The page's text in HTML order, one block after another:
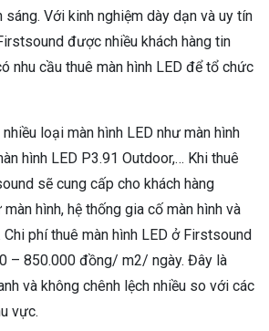
sáng. Với kinh nghiệm dày dạn và uy tín
được nhiều khách hàng tin
nhu cầu thuê màn hình LED để tổ chức
loại màn hình LED như màn hình
hình LED P3.91 Outdoor,… Khi thuê
sẽ cung cấp cho khách hàng
hình, hệ thống gia cố màn hình và
phí thuê màn hình LED ở Firstsound
– 850.000 đồng/ m2/ ngày. Đây là
và không chênh lệch nhiều so với các
vực.